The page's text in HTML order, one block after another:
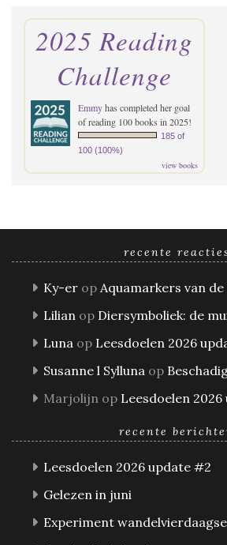
2025 Reading
Challenge
Emmyhas completed her goal
of reading 100 books in 2025!
185 of
100 (100%)
view books
recente
Ky-er op Aquamarkers van
Lilian op Diersymboliek: de
Luna op Leesdoelen 2026
Susanne l Sylluna op
Marjolijn op Leesdoelen
recente
Leesdoelen 2026 update #2
Gelezen in juni
Experiment wandelvierdaagse